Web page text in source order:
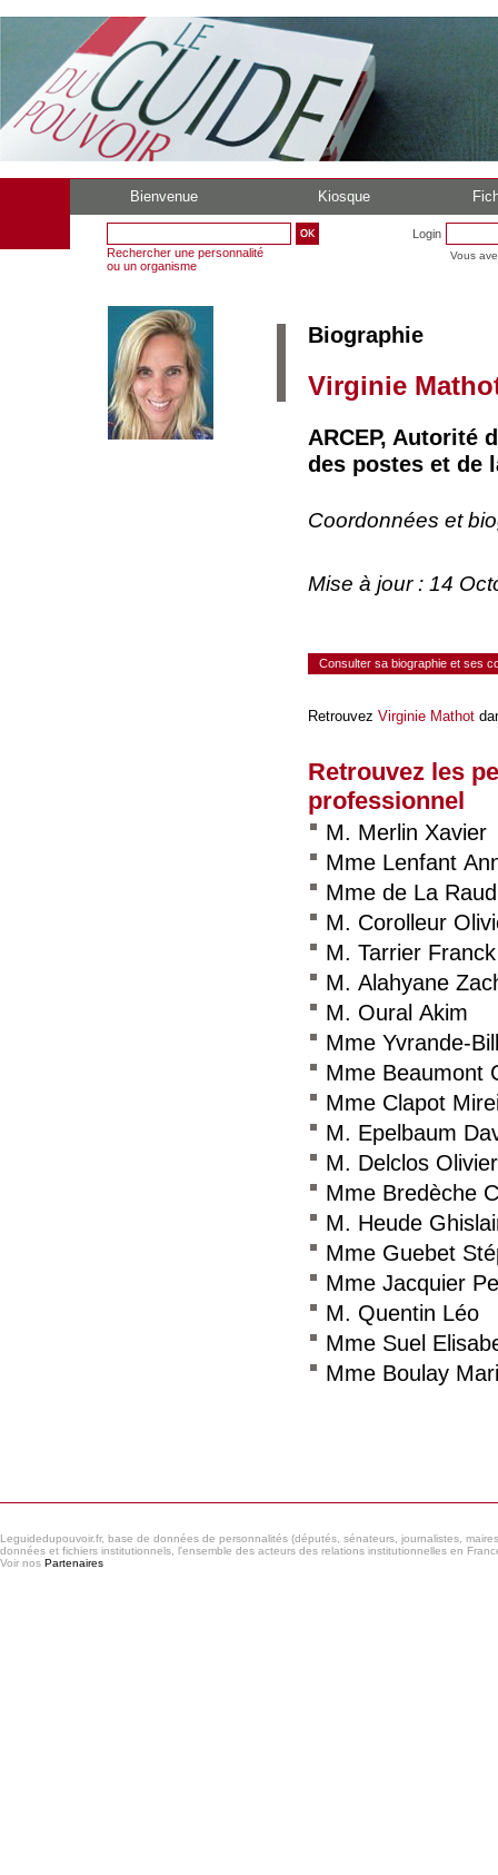
Bienvenue Kiosque
Rechercher une personnalité
ou un organisme
Login
Vous
Biographie
Virginie
ARCEP, Autorité
des postes et de
Coordonnées et
Mise à jour : 14
Consulter sa biographie et ses
Retrouvez Virginie Mathot
Retrouvez les
professionnel
M. Merlin Xavier
Mme Lenfant
Mme de La
M. Corolleur
M. Tarrier Franck
M. Alahyane
M. Oural Akim
Mme Yvrande-
Mme Beaumont
Mme Clapot
M. Epelbaum
M. Delclos Olivier
Mme Bredèche
M. Heude
Mme Guebet
Mme Jacquier
M. Quentin Léo
Mme Suel
Mme Boulay
Leguidedupouvoir.fr, base de données de personnalités (députés, sénateurs, journalistes,
données et fichiers institutionnels, l'ensemble des acteurs des relations institutionnelles en
Voir nos Partenaires